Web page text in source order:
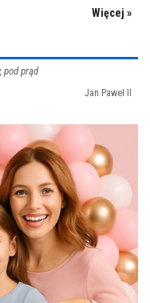
Więcej »
pod prąd
Jan Paweł II